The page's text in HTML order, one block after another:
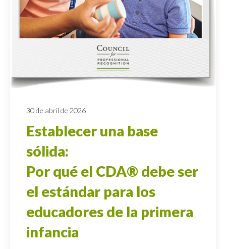
30 de abril de 2026
Establecer una base
sólida:
Por qué el CDA® debe ser
el estándar para los
educadores de la primera
infancia